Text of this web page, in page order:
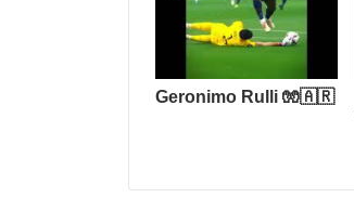
Geronimo Rulli 🧤🇦🇷